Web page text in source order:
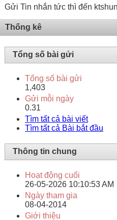
Gửi Tin nhắn tức thì đến
Thống kê
Tổng số bài gửi
Tổng số bài gửi
1,403
Gửi mỗi ngày
0.31
Tìm tất cả bài viết
Tìm tất cả Bài bắt đầu
Thông tin chung
Hoạt động cuối
26-05-2026 10:10:53 AM
Ngày tham gia
08-04-2014
Giới thiệu